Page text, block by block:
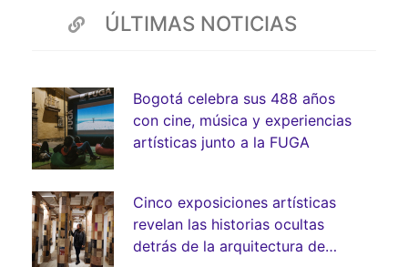
ÚLTIMAS NOTICIAS
Bogotá celebra sus 488 años
con cine, música y experiencias
artísticas junto a la FUGA
Cinco exposiciones artísticas
revelan las historias ocultas
detrás de la arquitectura de